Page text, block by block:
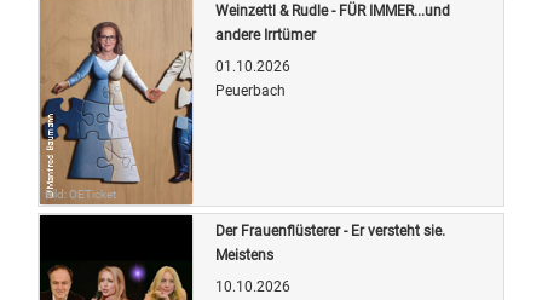
Bild: OETicket
Weinzettl & Rudle - FÜR IMMER...und
andere Irrtümer
01.10.2026
Peuerbach
Der Frauenflüsterer - Er versteht sie.
Meistens
10.10.2026